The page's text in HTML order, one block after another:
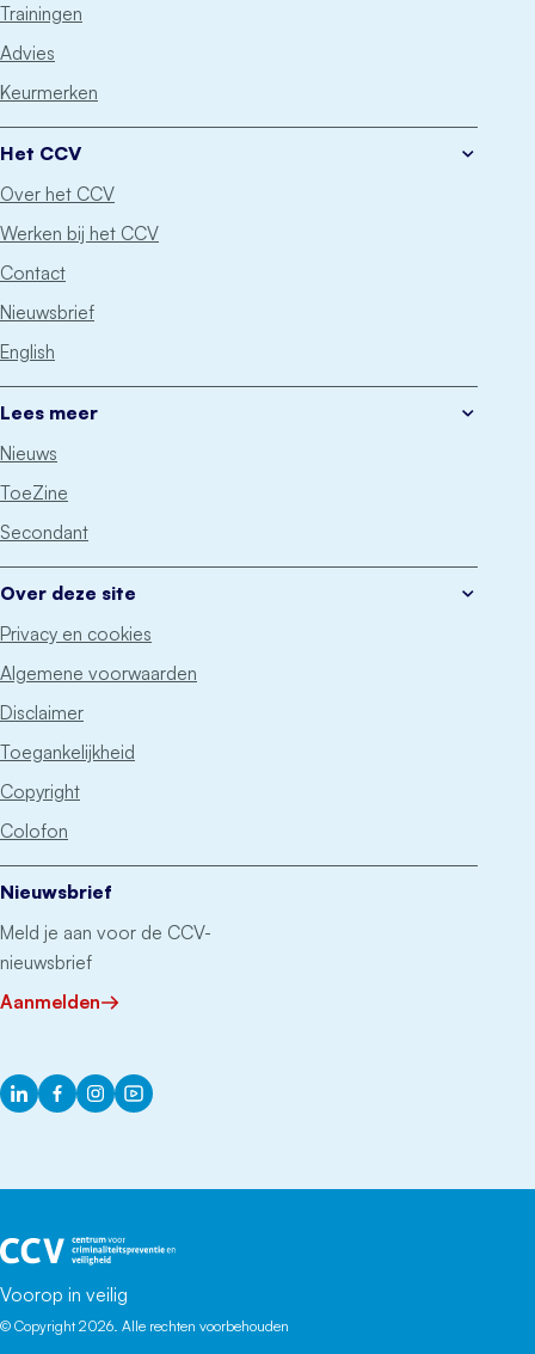
Trainingen
Advies
Keurmerken
Het CCV
Over het CCV
Werken bij het CCV
Contact
Nieuwsbrief
English
Lees meer
Nieuws
ToeZine
Secondant
Over deze site
Privacy en cookies
Algemene voorwaarden
Disclaimer
Toegankelijkheid
Copyright
Colofon
Nieuwsbrief
Meld je aan voor de CCV-
nieuwsbrief
Aanmelden
LinkedInFacebook
InstagramYouTube
Voorop in veilig
© Copyright 2026. Alle rechten voorbehouden